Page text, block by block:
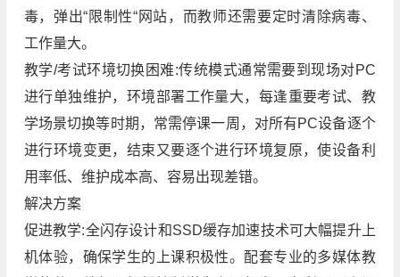
毒，弹出“限制性“网站，而教师还需要定时清除病毒、
工作量大。
教学/考试环境切换困难:传统模式通常需要到现场对PC
进行单独维护，环境部署工作量大，每逢重要考试、教
学场景切换等时期，常需停课一周，对所有PC设备逐个
进行环境变更，结束又要逐个进行环境复原，使设备利
用率低、维护成本高、容易出现差错。
解决方案
促进教学:全闪存设计和SSD缓存加速技术可大幅提升上
机体验，确保学生的上课积极性。配套专业的多媒体教